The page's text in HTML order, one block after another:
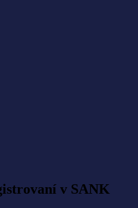
v SANK